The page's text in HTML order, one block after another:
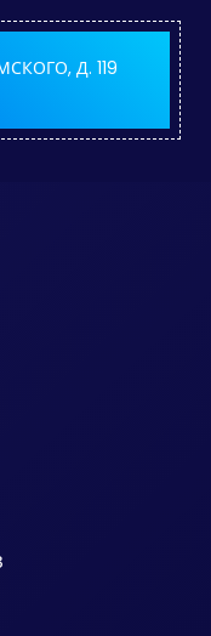
Д. 119